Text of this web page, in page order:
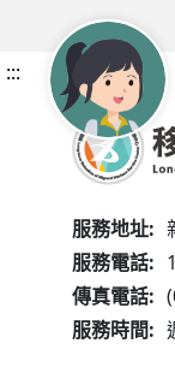
:::
服務地址:
服務電話:
傳真電話:
服務時間: